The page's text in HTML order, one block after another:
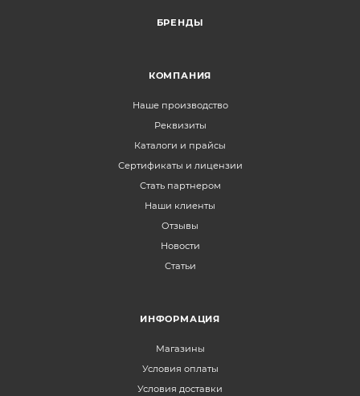
БРЕНДЫ
КОМПАНИЯ
Наше производство
Реквизиты
Каталоги и прайсы
Сертификаты и лицензии
Стать партнером
Наши клиенты
Отзывы
Новости
Статьи
ИНФОРМАЦИЯ
Магазины
Условия оплаты
Условия доставки